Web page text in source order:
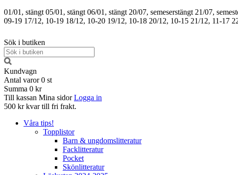
01/01, stängt 05/01, stängt 06/01, stängt 20/07, semeserstängt 21/07,
09-19 17/12, 10-19 18/12, 10-20 19/12, 10-18 20/12, 10-15 21/12, 11-17
Sök i butiken
Kundvagn
Antal varor 0 st
Summa 0 kr
Till kassan Mina sidor Logga in
500 kr kvar till fri frakt.
Våra tips!
Topplistor
Barn & ungdomslitteratur
Facklitteratur
Pocket
Skönlitteratur